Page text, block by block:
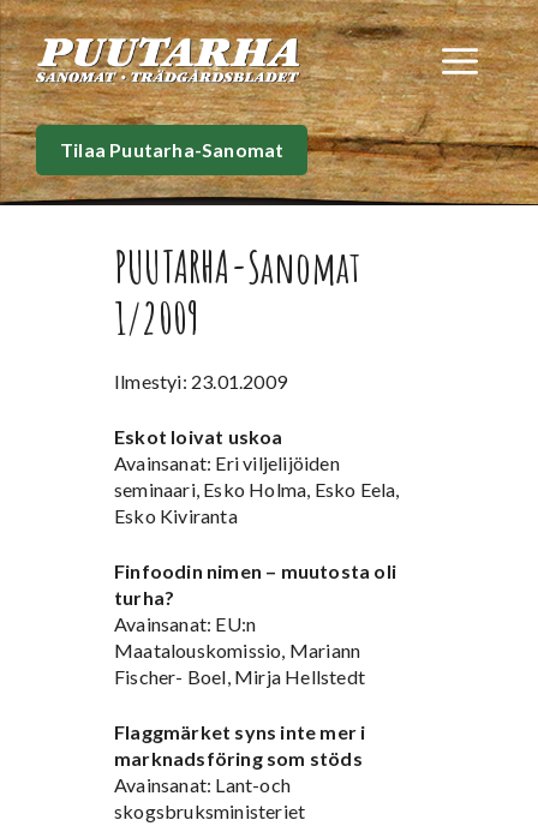
Siirry
sisältöön
Tilaa Puutarha-Sanomat
PUUTARHA-Sanomat
1/2009
Ilmestyi: 23.01.2009
Eskot loivat uskoa
Avainsanat: Eri viljelijöiden
seminaari, Esko Holma, Esko Eela,
Esko Kiviranta
Finfoodin nimen – muutosta oli
turha?
Avainsanat: EU:n
Maatalouskomissio, Mariann
Fischer- Boel, Mirja Hellstedt
Flaggmärket syns inte mer i
marknadsföring som stöds
Avainsanat: Lant-och
skogsbruksministeriet